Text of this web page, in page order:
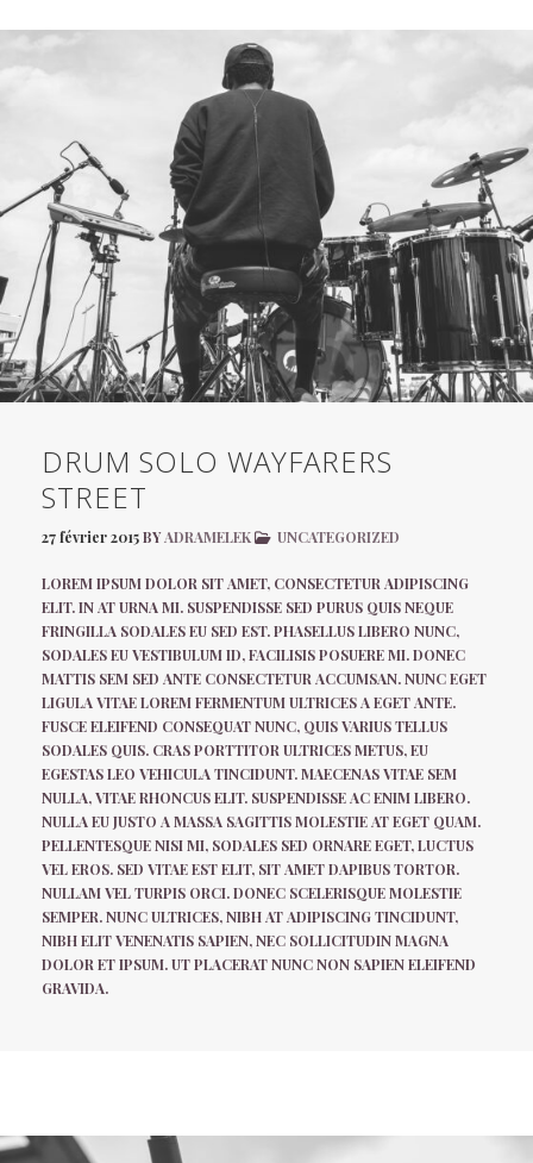
DRUM SOLO WAYFARERS
STREET
27 février 2015BYADRAMELEK UNCATEGORIZED
LOREM IPSUM DOLOR SIT AMET, CONSECTETUR ADIPISCING
ELIT. IN AT URNA MI. SUSPENDISSE SED PURUS QUIS NEQUE
FRINGILLA SODALES EU SED EST. PHASELLUS LIBERO NUNC,
SODALES EU VESTIBULUM ID, FACILISIS POSUERE MI. DONEC
MATTIS SEM SED ANTE CONSECTETUR ACCUMSAN. NUNC EGET
LIGULA VITAE LOREM FERMENTUM ULTRICES A EGET ANTE.
FUSCE ELEIFEND CONSEQUAT NUNC, QUIS VARIUS TELLUS
SODALES QUIS. CRAS PORTTITOR ULTRICES METUS, EU
EGESTAS LEO VEHICULA TINCIDUNT. MAECENAS VITAE SEM
NULLA, VITAE RHONCUS ELIT. SUSPENDISSE AC ENIM LIBERO.
NULLA EU JUSTO A MASSA SAGITTIS MOLESTIE AT EGET QUAM.
PELLENTESQUE NISI MI, SODALES SED ORNARE EGET, LUCTUS
VEL EROS. SED VITAE EST ELIT, SIT AMET DAPIBUS TORTOR.
NULLAM VEL TURPIS ORCI. DONEC SCELERISQUE MOLESTIE
SEMPER. NUNC ULTRICES, NIBH AT ADIPISCING TINCIDUNT,
NIBH ELIT VENENATIS SAPIEN, NEC SOLLICITUDIN MAGNA
DOLOR ET IPSUM. UT PLACERAT NUNC NON SAPIEN ELEIFEND
GRAVIDA.